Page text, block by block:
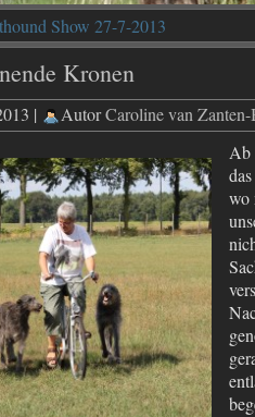
Show 27-7-2013
Kronen
| AutorCaroline van
Ab
wo